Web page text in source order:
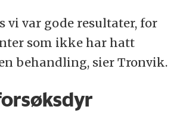
vi var gode resultater, for
som ikke har hatt
behandling, sier Tronvik.